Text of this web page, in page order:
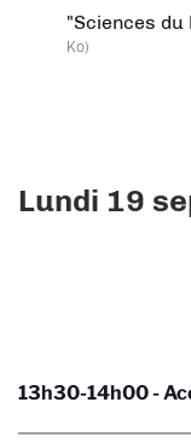
"Sciences du
Ko)
Lundi 19
13h30-14h00 -